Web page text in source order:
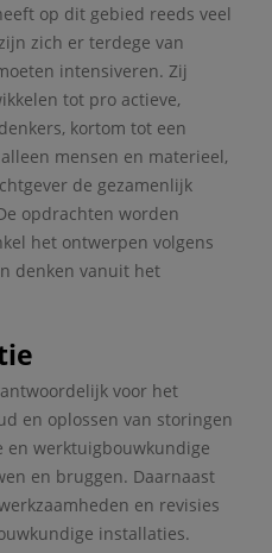
op dit gebied reeds veel
zich er terdege van
intensiveren. Zij
tot pro actieve,
kortom tot een
mensen en materieel,
de gezamenlijk
opdrachten worden
het ontwerpen volgens
denken vanuit het
voor het
en oplossen van storingen
en werktuigbouwkundige
en bruggen. Daarnaast
en revisies
installaties.